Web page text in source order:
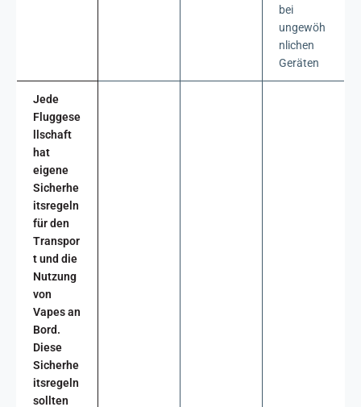
bei
ungewöh
nlichen
Geräten
Jede
Fluggese
llschaft
hat
eigene
Sicherhe
itsregeln
für den
Transpor
t und die
Nutzung
von
Vapes an
Bord.
Diese
Sicherhe
itsregeln
sollten